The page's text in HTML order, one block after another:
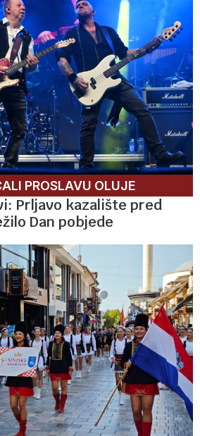
PROSLAVU OLUJE
Prljavo kazalište pred
Dan pobjede